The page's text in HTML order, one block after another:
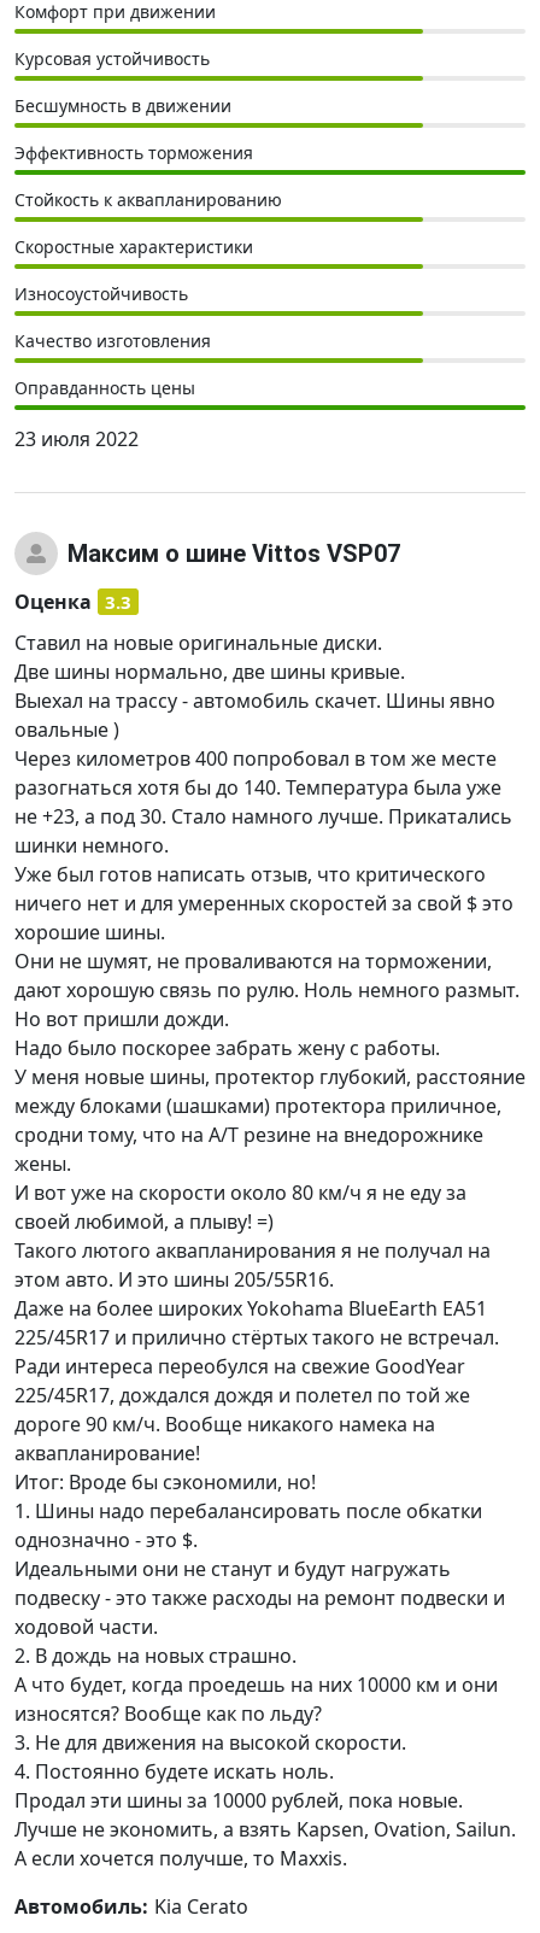
Комфорт при движении
Курсовая устойчивость
Бесшумность в движении
Эффективность торможения
Стойкость к аквапланированию
Скоростные характеристики
Износоустойчивость
Качество изготовления
Оправданность цены
23 июля 2022
Максим о шине Vittos VSP07
Оценка 3.3
Ставил на новые оригинальные диски.
Две шины нормально, две шины кривые.
Выехал на трассу - автомобиль скачет. Шины явно
овальные )
Через километров 400 попробовал в том же месте
разогнаться хотя бы до 140. Температура была уже
не +23, а под 30. Стало намного лучше. Прикатались
шинки немного.
Уже был готов написать отзыв, что критического
ничего нет и для умеренных скоростей за свой $ это
хорошие шины.
Они не шумят, не проваливаются на торможении,
дают хорошую связь по рулю. Ноль немного размыт.
Но вот пришли дожди.
Надо было поскорее забрать жену с работы.
У меня новые шины, протектор глубокий, расстояние
между блоками (шашками) протектора приличное,
сродни тому, что на А/Т резине на внедорожнике
жены.
И вот уже на скорости около 80 км/ч я не еду за
своей любимой, а плыву! =)
Такого лютого аквапланирования я не получал на
этом авто. И это шины 205/55R16.
Даже на более широких Yokohama BlueEarth EA51
225/45R17 и прилично стёртых такого не встречал.
Ради интереса переобулся на свежие GoodYear
225/45R17, дождался дождя и полетел по той же
дороге 90 км/ч. Вообще никакого намека на
аквапланирование!
Итог: Вроде бы сэкономили, но!
1. Шины надо перебалансировать после обкатки
однозначно - это $.
Идеальными они не станут и будут нагружать
подвеску - это также расходы на ремонт подвески и
ходовой части.
2. В дождь на новых страшно.
А что будет, когда проедешь на них 10000 км и они
износятся? Вообще как по льду?
3. Не для движения на высокой скорости.
4. Постоянно будете искать ноль.
Продал эти шины за 10000 рублей, пока новые.
Лучше не экономить, а взять Kapsen, Ovation, Sailun.
А если хочется получше, то Maxxis.
Автомобиль: Kia Cerato